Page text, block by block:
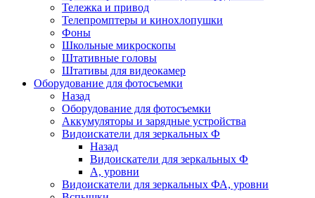
Тележка и привод
Телепромптеры и кинохлопушки
Фоны
Школьные микроскопы
Штативные головы
Штативы для видеокамер
Оборудование для фотосъемки
Назад
Оборудование для фотосъемки
Аккумуляторы и зарядные устройства
Видоискатели для зеркальных Ф
Назад
Видоискатели для зеркальных Ф
А, уровни
Видоискатели для зеркальных ФА, уровни